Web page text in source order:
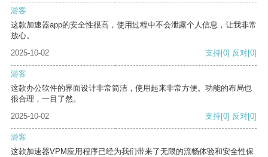
游客
这款加速器app的安全性很高，使用过程中不会泄露个人信息，让我非常
放心。
2025-10-02
支持[0] 反对[0]
游客
这款办公软件的界面设计非常简洁，使用起来非常方便。功能的布局也
很合理，一目了然。
2025-10-02
支持[0] 反对[0]
游客
这款加速器VPM应用程序已经为我们带来了无限的流畅体验和安全性保